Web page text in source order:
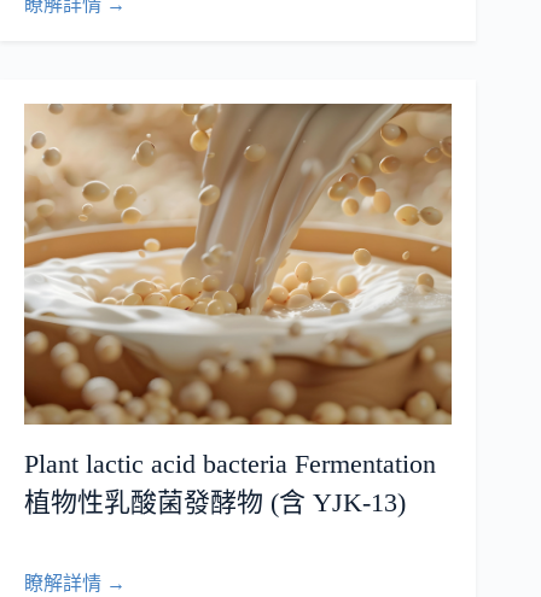
瞭解詳情 →
Plant lactic acid bacteria Fermentation
植物性乳酸菌發酵物 (含 YJK-13)
瞭解詳情 →